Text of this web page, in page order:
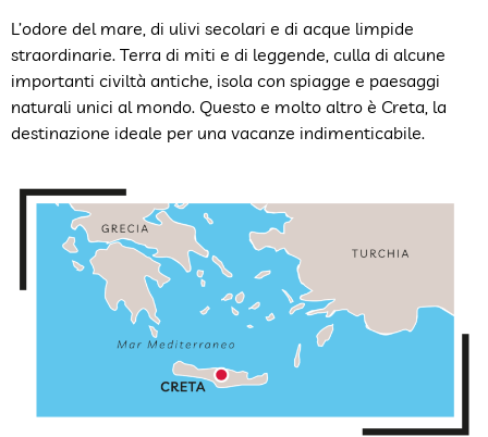
L’odore del mare, di ulivi secolari e di acque limpide
straordinarie. Terra di miti e di leggende, culla di alcune
importanti civiltà antiche, isola con spiagge e paesaggi
naturali unici al mondo. Questo e molto altro è Creta, la
destinazione ideale per una vacanze indimenticabile.